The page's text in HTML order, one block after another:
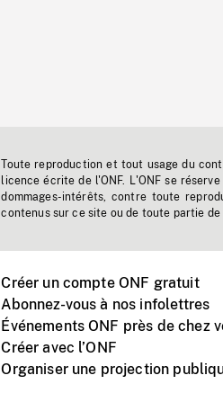
Toute reproduction et tout usage du
licence écrite de l'ONF. L'ONF se
dommages-intérêts, contre toute
contenus sur ce site ou de toute partie
Créer un compte ONF gratuit
Abonnez-vous à nos infolettres
Événements ONF près de chez
Créer avec l’ONF
Organiser une projection